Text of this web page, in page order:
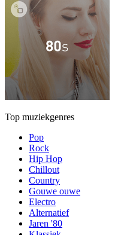
Top muziekgenres
Pop
Rock
Hip Hop
Chillout
Country
Gouwe ouwe
Electro
Alternatief
Jaren '80